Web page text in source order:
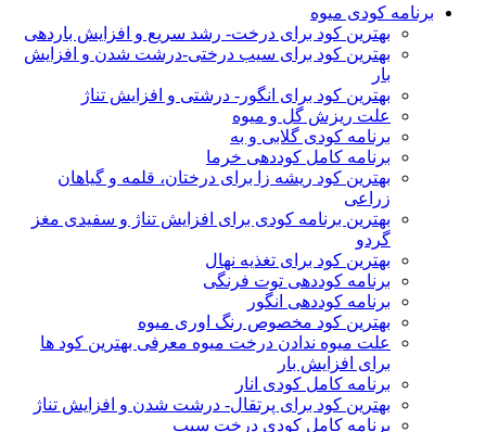
برنامه کودی میوه
بهترین کود برای درخت- رشد سریع و افزایش باردهی
بهترین کود برای سیب درختی-درشت شدن و افزایش
بار
بهترین کود برای انگور- درشتی و افزایش تناژ
علت ریزش گل و میوه
برنامه کودی گلابی و به
برنامه کامل کوددهی خرما
بهترین کود ریشه زا برای درختان، قلمه و گیاهان
زراعی
بهترین برنامه کودی برای افزایش تناژ و سفیدی مغز
گردو
بهترین کود برای تغذیه نهال
برنامه کوددهی توت فرنگی
برنامه کوددهی انگور
بهترین کود مخصوص رنگ اوری میوه
علت میوه ندادن درخت میوه معرفی بهترین کود ها
برای افزایش بار
برنامه کامل کودی انار
بهترین کود برای پرتقال- درشت شدن و افزایش تناژ
برنامه کامل کودی درخت سیب